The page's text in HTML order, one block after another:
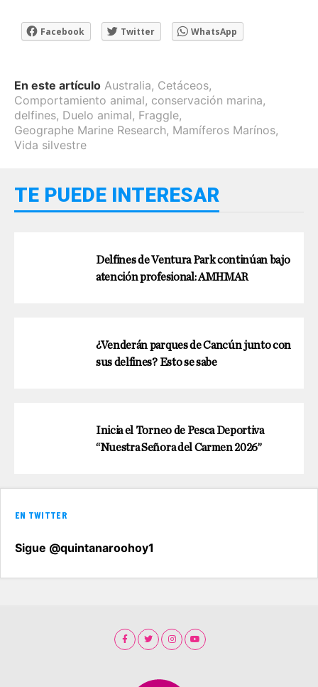
Facebook Twitter WhatsApp
En este artículo Australia, Cetáceos,
Comportamiento animal, conservación marina,
delfines, Duelo animal, Fraggle,
Geographe Marine Research, Mamíferos Marínos,
Vida silvestre
TE PUEDE INTERESAR
Delfines de Ventura Park continúan bajo
atención profesional: AMHMAR
¿Venderán parques de Cancún junto con
sus delfines? Esto se sabe
Inicia el Torneo de Pesca Deportiva
“Nuestra Señora del Carmen 2026”
EN TWITTER
Sigue @quintanaroohoy1